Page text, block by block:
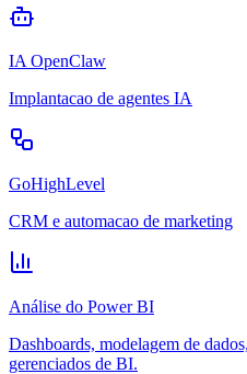
IA OpenClaw
Implantacao de agentes IA
GoHighLevel
CRM e automacao de marketing
Análise do Power BI
Dashboards, modelagem de
gerenciados de BI.